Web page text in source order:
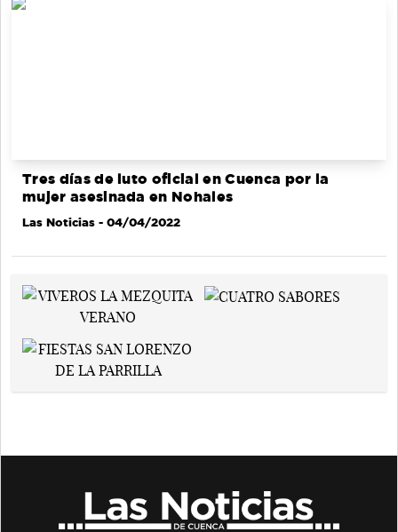
Tres días de luto oficial en Cuenca por la
mujer asesinada en Nohales
Las Noticias - 04/04/2022